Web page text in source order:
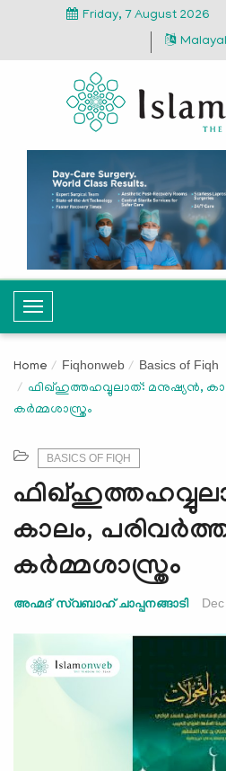
Friday, 7 August 2026
T
o
g
l
e
v
i
g
t
o
n
Home Fiqhonweb Basics of Fiqh
ഫിഖ്ഹുത്തഹവ്വുലാത്: മനുഷ്യൻ,
കർമ്മശാസ്ത്രം
BASICS OF FIQH
കാലം,
കർമ്മശാസ്ത്രം
അഹ്മദ് സ്വബാഹ് ചാപ്പനങ്ങാടി